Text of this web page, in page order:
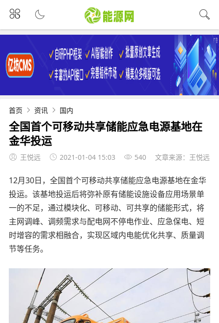
首页 资讯 国内
全国首个可移动共享储能应急电源基地在
金华投运
王悦远 2021-01-04 15:03 540 文章来源：王悦远
12月30日，全国首个可移动共享储能应急电源基地在金华
投运。该基地投运后将弥补原有储能设施设备应用场景单
一的不足，通过模块化、可移动、可共享的储能形式，将
主网调峰、调频需求与配电网不停电作业、应急保电、短
时增容的需求相融合，实现区域内电能优化共享、质量调
节等任务。